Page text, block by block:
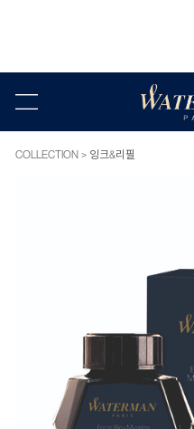
COLLECTION 잉크&리필